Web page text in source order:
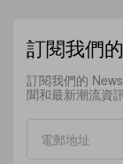
訂閱我們
訂閱我們的
聞和最新潮流資訊